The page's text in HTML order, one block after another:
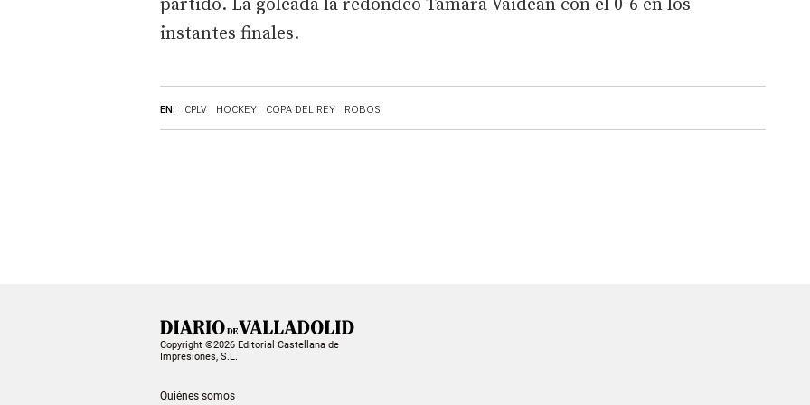
EN: CPLV HOCKEY COPA DEL REY ROBOS
partido. La goleada la redondeó Tamara Vaideán con el 0-6 en los
instantes finales.
Copyright ©2026 Editorial Castellana de
Impresiones, S.L.
Quiénes somos